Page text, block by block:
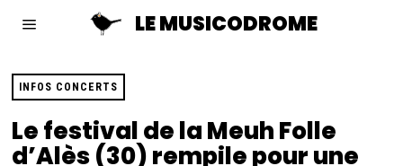
LE MUSICODROME
INFOS CONCERTS
Le festival de la Meuh Folle
d’Alès (30) rempile pour une